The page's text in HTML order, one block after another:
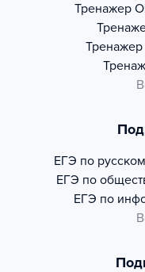
Тренажер
Тренажер
ЕГЭ по
ЕГЭ по
ЕГЭ по